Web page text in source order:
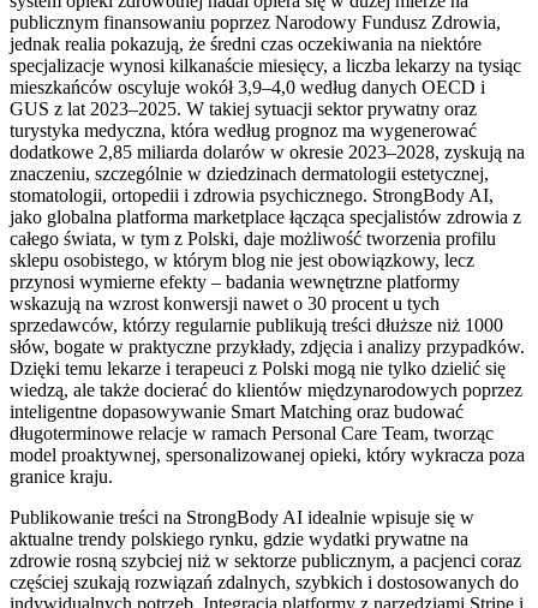
publicznym finansowaniu poprzez Narodowy Fundusz Zdrowia,
jednak realia pokazują, że średni czas oczekiwania na niektóre
specjalizacje wynosi kilkanaście miesięcy, a liczba lekarzy na tysiąc
mieszkańców oscyluje wokół 3,9–4,0 według danych OECD i
GUS z lat 2023–2025. W takiej sytuacji sektor prywatny oraz
turystyka medyczna, która według prognoz ma wygenerować
dodatkowe 2,85 miliarda dolarów w okresie 2023–2028, zyskują na
znaczeniu, szczególnie w dziedzinach dermatologii estetycznej,
stomatologii, ortopedii i zdrowia psychicznego. StrongBody AI,
jako globalna platforma marketplace łącząca specjalistów zdrowia z
całego świata, w tym z Polski, daje możliwość tworzenia profilu
sklepu osobistego, w którym blog nie jest obowiązkowy, lecz
przynosi wymierne efekty – badania wewnętrzne platformy
wskazują na wzrost konwersji nawet o 30 procent u tych
sprzedawców, którzy regularnie publikują treści dłuższe niż 1000
słów, bogate w praktyczne przykłady, zdjęcia i analizy przypadków.
Dzięki temu lekarze i terapeuci z Polski mogą nie tylko dzielić się
wiedzą, ale także docierać do klientów międzynarodowych poprzez
inteligentne dopasowywanie Smart Matching oraz budować
długoterminowe relacje w ramach Personal Care Team, tworząc
model proaktywnej, spersonalizowanej opieki, który wykracza poza
granice kraju.
Publikowanie treści na StrongBody AI idealnie wpisuje się w
aktualne trendy polskiego rynku, gdzie wydatki prywatne na
zdrowie rosną szybciej niż w sektorze publicznym, a pacjenci coraz
częściej szukają rozwiązań zdalnych, szybkich i dostosowanych do
indywidualnych potrzeb. Integracja platformy z narzędziami Stripe i